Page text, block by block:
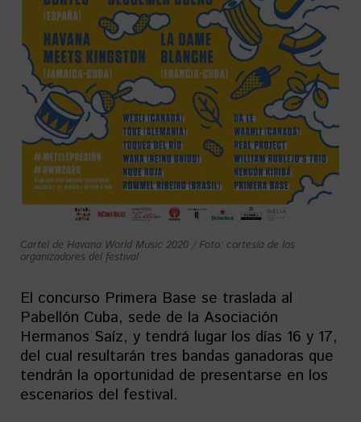
Cartel de Havana World Music 2020 / Foto: cortesía de los
organizadores del festival
El concurso Primera Base se traslada al
Pabellón Cuba, sede de la Asociación
Hermanos Saíz, y tendrá lugar los días 16 y 17,
del cual resultarán tres bandas ganadoras que
tendrán la oportunidad de presentarse en los
escenarios del festival.